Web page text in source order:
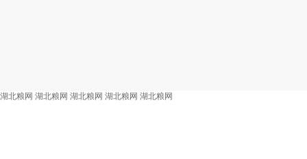
湖北粮网 湖北粮网 湖北粮网 湖北粮网 湖北粮网